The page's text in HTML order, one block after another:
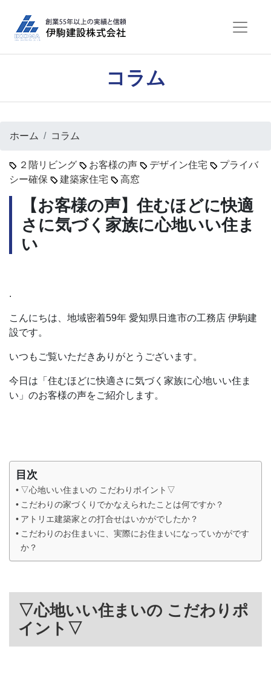
コラム
ホーム コラム
２階リビング お客様の声 デザイン住宅
プライバ
シー確保
建築家住宅 高窓
【お客様の声】住むほどに快適
さに気づく家族に心地いい住ま
い
.
こんにちは、地域密着59年 愛知県日進市の工務店 伊駒建
設です。
いつもご覧いただきありがとうございます。
今日は「住むほどに快適さに気づく家族に心地いい住ま
い」のお客様の声をご紹介します。
目次
▽心地いい住まいの こだわりポイント▽
こだわりの家づくりでかなえられたことは何ですか？
アトリエ建築家との打合せはいかがでしたか？
こだわりのお住まいに、実際にお住まいになっていかがです
か？
▽心地いい住まいの こだわりポ
イント▽